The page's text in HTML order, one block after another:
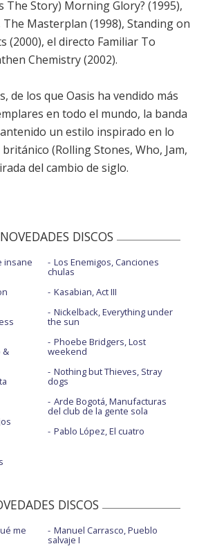
The Story) Morning Glory? (1995),
The Masterplan (1998), Standing on
(2000), el directo Familiar To
Chemistry (2002).
de los que Oasis ha vendido más
en todo el mundo, la banda
un estilo inspirado en lo
(Rolling Stones, Who, Jam,
del cambio de siglo.
DISCOS
insane
&
Los Enemigos, Canciones
chulas
Kasabian, Act III
Nickelback, Everything under
the sun
Phoebe Bridgers, Lost
weekend
Nothing but Thieves, Stray
dogs
Arde Bogotá, Manufacturas
del club de la gente sola
Pablo López, El cuatro
DISCOS
me Manuel Carrasco, Pueblo
salvaje I